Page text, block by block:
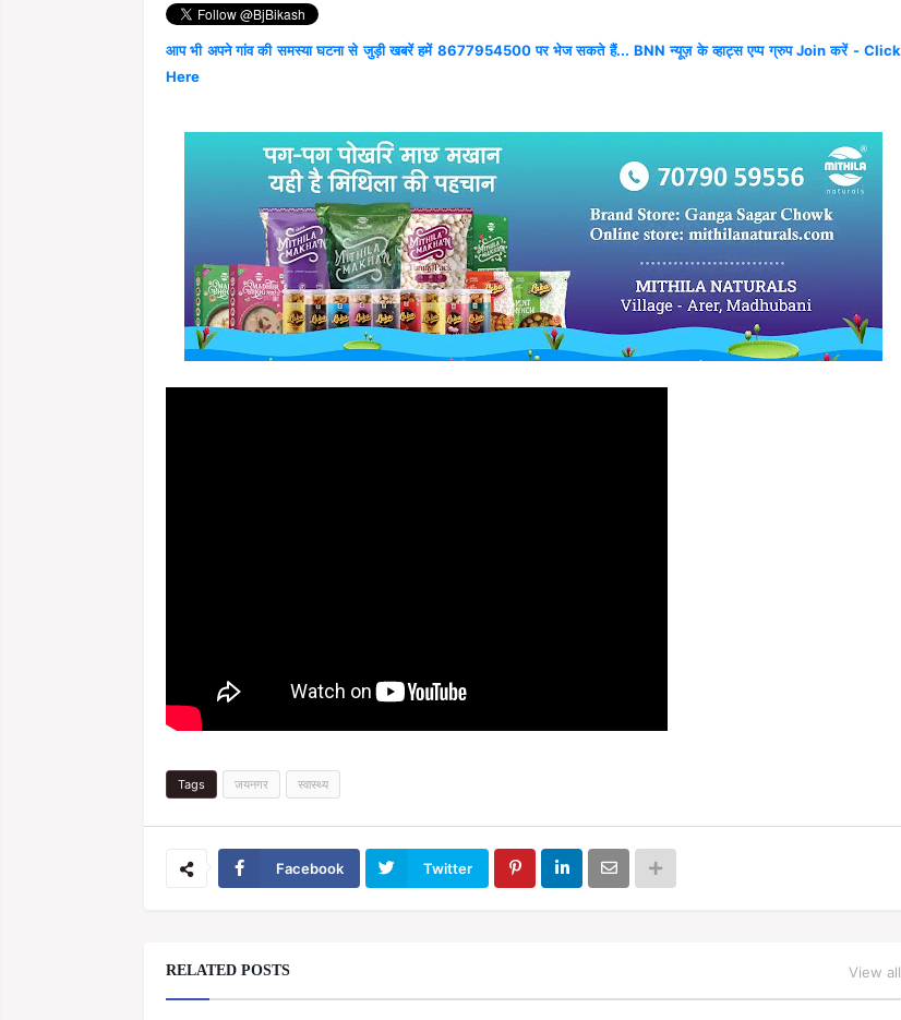
आप भी अपने गांव की समस्या घटना से जुड़ी खबरें हमें 8677954500 पर भेज सकते हैं... BNN न्यूज़ के व्हाट्स एप्प ग्रुप Join करें - Click
Here
Tags जयनगर स्वास्थ्य
Facebook Twitter
RELATED POSTS View all